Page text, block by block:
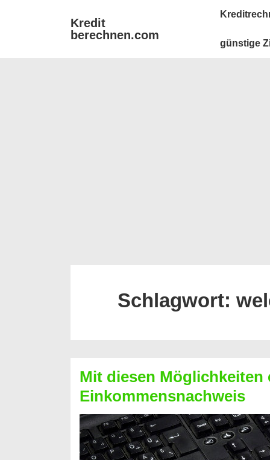
Kredit
berechnen.com
Main
günstige
Schlagwort:
Mit diesen Möglichkeiten
Einkommensnachweis